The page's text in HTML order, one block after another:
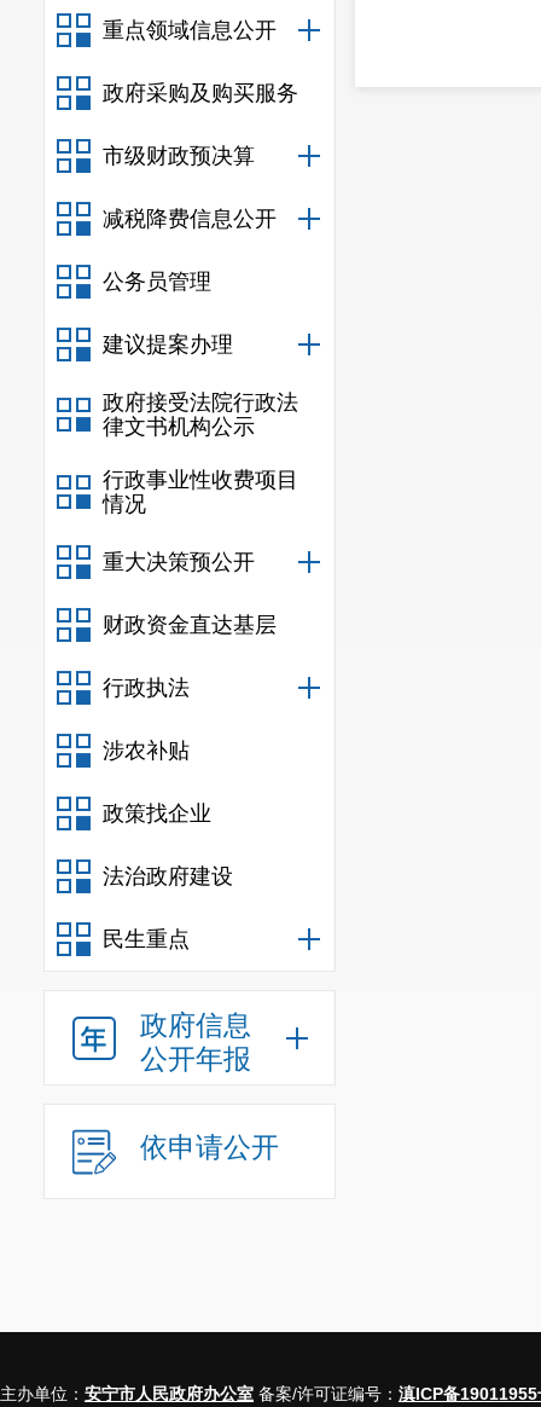
重点领域信息公开
政府采购及购买服务
市级财政预决算
减税降费信息公开
公务员管理
建议提案办理
政府接受法院行政法
律文书机构公示
行政事业性收费项目
情况
重大决策预公开
财政资金直达基层
行政执法
涉农补贴
政策找企业
法治政府建设
民生重点
政府信息
公开年报
依申请公开
主办单位： 安宁市人民政府办公室 备案/许可证编号： 滇ICP备